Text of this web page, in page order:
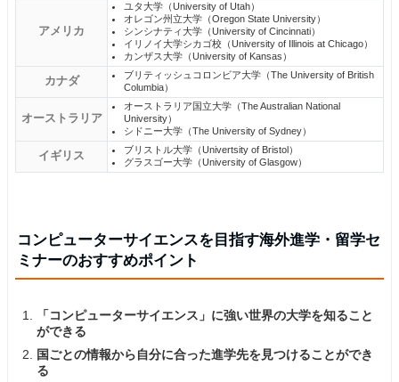
アメリカ
ユタ大学（University of Utah）
オレゴン州立大学（Oregon State University）
シンシナティ大学（University of Cincinnati）
イリノイ大学シカゴ校（University of Illinois at Chicago）
カンザス大学（University of Kansas）
カナダ
ブリティッシュコロンビア大学（The University of British
Columbia）
オーストラリア
オーストラリア国立大学（The Australian National
University）
シドニー大学（The University of Sydney）
イギリス
ブリストル大学（Univertsity of Bristol）
グラスゴー大学（University of Glasgow）
コンピューターサイエンスを目指す海外進学・留学セ
ミナーのおすすめポイント
「コンピューターサイエンス」に強い世界の大学を知ること
ができる
国ごとの情報から自分に合った進学先を見つけることができ
る